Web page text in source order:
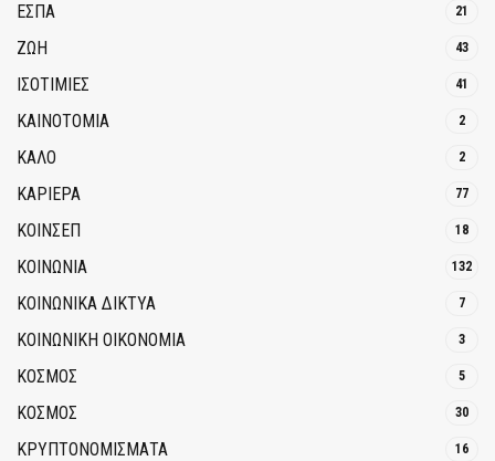
ΕΣΠΑ 21
ΖΩΗ 43
ΙΣΟΤΙΜΙΕΣ 41
ΚΑΙΝΟΤΟΜΊΑ 2
ΚΑΛΟ 2
ΚΑΡΙΕΡΑ 77
ΚΟΙΝΣΕΠ 18
ΚΟΙΝΩΝΙΑ 132
ΚΟΙΝΩΝΙΚΆ ΔΊΚΤΥΑ 7
ΚΟΙΝΩΝΙΚΉ ΟΙΚΟΝΟΜΊΑ 3
ΚΟΣΜΟΣ 5
ΚΟΣΜΟΣ 30
ΚΡΥΠΤΟΝΟΜΊΣΜΑΤΑ 16